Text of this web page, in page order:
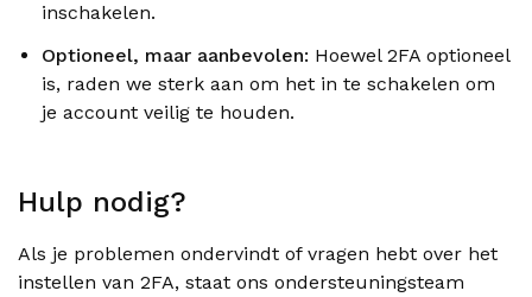
inschakelen.
Optioneel, maar aanbevolen: Hoewel 2FA optioneel
is, raden we sterk aan om het in te schakelen om
je account veilig te houden.
Hulp nodig?
Als je problemen ondervindt of vragen hebt over het
instellen van 2FA, staat ons ondersteuningsteam